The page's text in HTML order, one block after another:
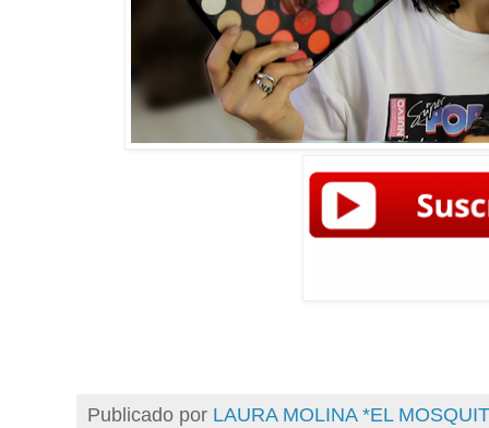
Publicado por LAURA MOLINA *EL